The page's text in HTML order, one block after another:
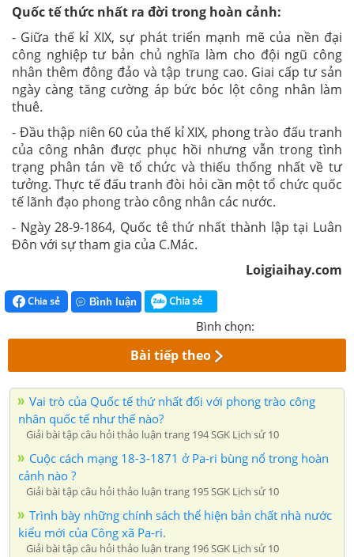
Quốc tế thức nhất ra đời trong hoàn cảnh:
- Giữa thế kỉ XIX, sự phát triển mạnh mẽ của nền đại
công nghiệp tư bản chủ nghĩa làm cho đội ngũ công
nhân thêm đông đảo và tập trung cao. Giai cấp tư sản
ngày càng tăng cường áp bức bóc lột công nhân làm
thuê.
- Đầu thập niên 60 của thế kỉ XIX, phong trào đấu tranh
của công nhân được phục hồi nhưng vẫn trong tình
trạng phân tán về tổ chức và thiếu thống nhất về tư
tưởng. Thực tế đấu tranh đòi hỏi cần một tổ chức quốc
tế lãnh đạo phong trào công nhân các nước.
- Ngày 28-9-1864, Quốc tê thứ nhất thành lập tại Luân
Đôn với sự tham gia của C.Mác.
Loigiaihay.com
Chia sẻ Bình luận Chia sẻ
Bình chọn:
Bài tiếp theo
Vai trò của Quốc tế thứ nhất đối với phong trào công
nhân quốc tế như thế nào?
Giải bài tập câu hỏi thảo luận trang 194 SGK Lịch sử 10
Cuộc cách mạng 18-3-1871 ở Pa-ri bùng nổ trong hoàn
cảnh nào ?
Giải bài tập câu hỏi thảo luận trang 195 SGK Lịch sử 10
Trình bày những chính sách thể hiện bản chất nhà nước
kiểu mới của Công xã Pa-ri.
Giải bài tập câu hỏi thảo luận trang 196 SGK Lịch sử 10